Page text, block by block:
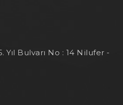
Yıl Bulvarı No : 14 Nilufer -